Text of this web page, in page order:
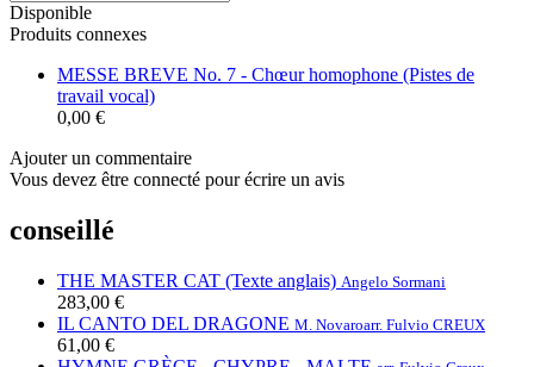
Disponible
Produits connexes
MESSE BREVE No. 7 - Chœur homophone (Pistes de
travail vocal)
0,00 €
Ajouter un commentaire
Vous devez être connecté pour écrire un avis
conseillé
THE MASTER CAT (Texte anglais) Angelo Sormani
283,00 €
IL CANTO DEL DRAGONE M. Novaroarr. Fulvio CREUX
61,00 €